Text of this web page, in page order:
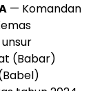
— Komandan
(Babar)